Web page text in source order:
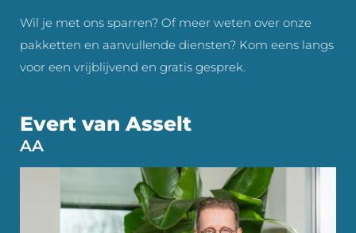
Wil je met ons sparren? Of meer weten over onze
pakketten en aanvullende diensten? Kom eens langs
voor een vrijblijvend en gratis gesprek.
Evert van Asselt
AA